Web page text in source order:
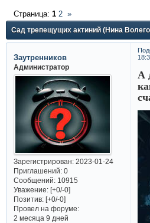
Сад трепещущих актиний (Нина
Страница: 1 2 »
Заутренников
Администратор
Зарегистрирован: 2023-01-24
Приглашений:0
Сообщений:10915
Уважение: [+0/-0]
Позитив: [+0/-0]
Провел на форуме:
2 месяца 9 дней
А